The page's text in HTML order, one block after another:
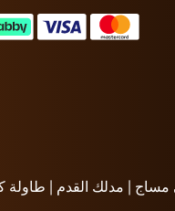
| مدلك القدم | طاولة